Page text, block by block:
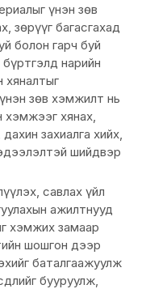
үнэн зөв
зөрүүг багасгахад
болон гарч буй
нарийн
хяналтыг
зөв хэмжилт нь
хэмжээг хянах,
захиалга хийх,
шийдвэр
савлах үйл
ажилтнууд
хэмжих замаар
шошгон дээр
баталгаажуулж
бууруулж,